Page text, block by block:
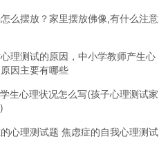
么摆放？家里摆放佛像,有什么注意
理测试的原因，中小学教师产生心
因主要有哪些
生心理状况怎么写(孩子心理测试家
心理测试题 焦虑症的自我心理测试